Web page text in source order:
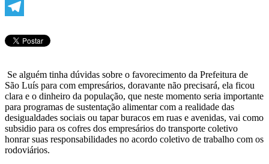
WhatsApp
Se alguém tinha dúvidas sobre o favorecimento da Prefeitura de
São Luís para com empresários, doravante não precisará, ela ficou
clara e o dinheiro da população, que neste momento seria importante
para programas de sustentação alimentar com a realidade das
desigualdades sociais ou tapar buracos em ruas e avenidas, vai como
subsidio para os cofres dos empresários do transporte coletivo
honrar suas responsabilidades no acordo coletivo de trabalho com os
rodoviários.